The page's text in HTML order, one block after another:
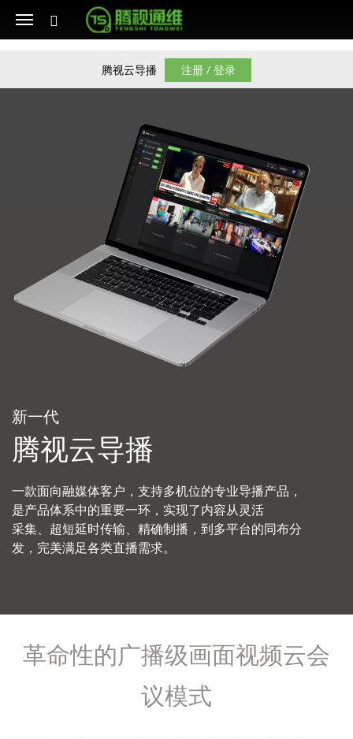
腾视云导播 注册 / 登录
新一代
腾视云导播
一款面向融媒体客户，支持多机位的专业导播产品，
是产品体系中的重要一环，实现了内容从灵活
采集、超短延时传输、精确制播，到多平台的同布分
发，完美满足各类直播需求。
革命性的广播级画面视频云会
议模式